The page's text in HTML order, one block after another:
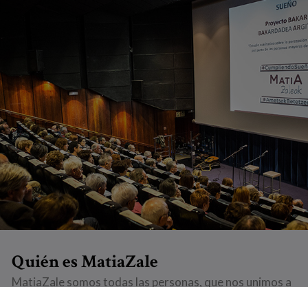
Quién es MatiaZale
MatiaZale somos todas las personas, que nos unimos a